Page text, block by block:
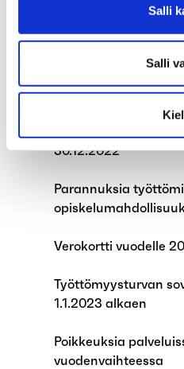
Salli
Salli
Jatkohakemuksen
entistä nopeampaa
sovitellun
30.12.2022
Parannuksia
Verokortti vuodelle
Työttömyysturvan
1.1.2023 alkaen
Poikkeuksia
vuodenvaihteessa